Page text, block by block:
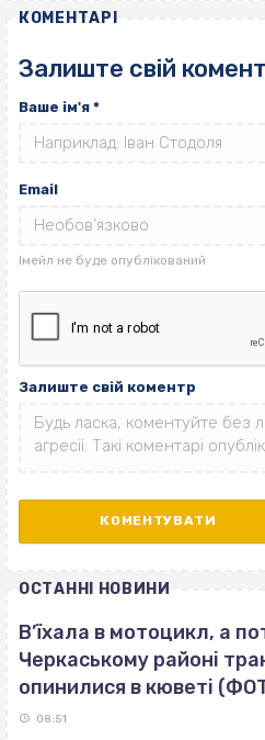
КОМЕНТАРІ
Залиште свій
Ваше ім'я *
Email
Залиште свій коментр
ОСТАННІ НОВИНИ
В’їхала в мотоцикл, а
Черкаському районі
опинилися в кюветі
08:51